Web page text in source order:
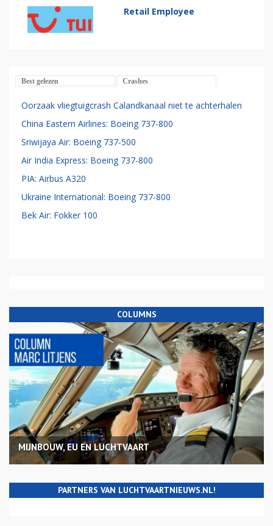
Retail Employee
Best gelezen Crashes
Oorzaak vliegtuigcrash Calandkanaal niet te achterhalen
China Eastern Airlines: Boeing 737-800
Sriwijaya Air: Boeing 737-500
Air India Express: Boeing 737-800
PIA: Airbus A320
Ukraine International: Boeing 737-800
Bek Air: Fokker 100
COLUMNS
MIJNBOUW, EU EN LUCHTVAART
PARTNERS VAN LUCHTVAARTNIEUWS.NL!